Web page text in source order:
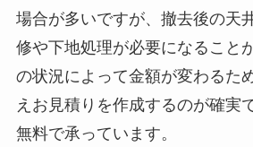
場合が多いですが、撤去後の天
修や下地処理が必要になること
の状況によって金額が変わるた
えお見積りを作成するのが確実
無料で承っています。